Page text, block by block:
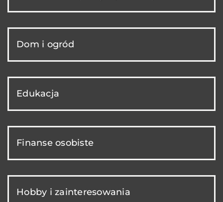
Dom i ogród
Edukacja
Finanse osobiste
Hobby i zainteresowania